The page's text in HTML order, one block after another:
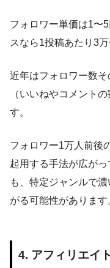
フォロワー単価は1〜
スなら1投稿あたり3
近年はフォロワー数
（いいねやコメント
す。
フォロワー1万人前後
起用する手法が広が
も、特定ジャンルで
がる可能性があります
4. アフィリエイ